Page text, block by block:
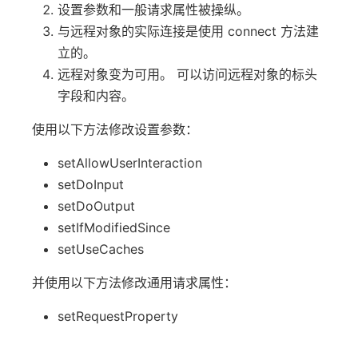
设置参数和一般请求属性被操纵。
与远程对象的实际连接是使用 connect 方法建
立的。
远程对象变为可用。 可以访问远程对象的标头
字段和内容。
使用以下方法修改设置参数：
setAllowUserInteraction
setDoInput
setDoOutput
setIfModifiedSince
setUseCaches
并使用以下方法修改通用请求属性：
setRequestProperty